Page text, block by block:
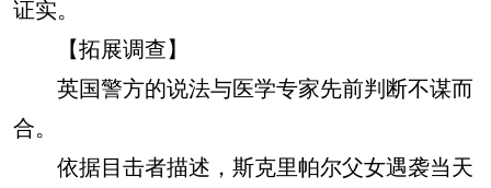
证实。
【拓展调查】
英国警方的说法与医学专家先前判断不谋而
合。
依据目击者描述，斯克里帕尔父女遇袭当天